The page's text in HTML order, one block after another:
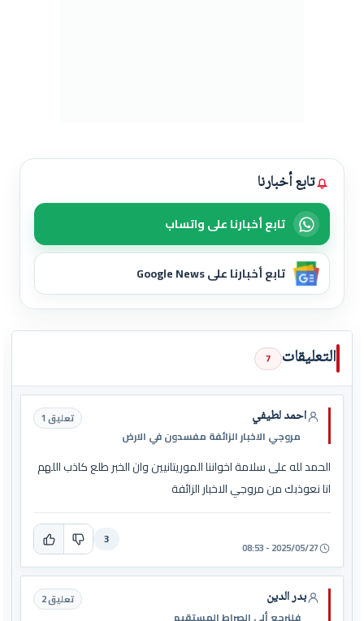
تابع أخبارنا
تابع أخبارنا على واتساب
تابع أخبارنا على Google News
التعليقات 7
احمد لطيفي
مروجي الاخبار الزائفة مفسدون في الارض
تعليق 1
الحمد لله على سلامة اخواننا الموريتانيين وان الخبر طلع كاذب اللهم
انا نعوذبك من مروجي الاخبار الزائفة
2025/05/27 - 08:53
3
بدر الدين تعليق 2